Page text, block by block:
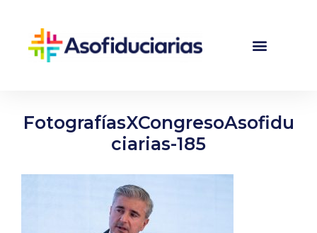
FotografíasXCongresoAsofidu
ciarias-185